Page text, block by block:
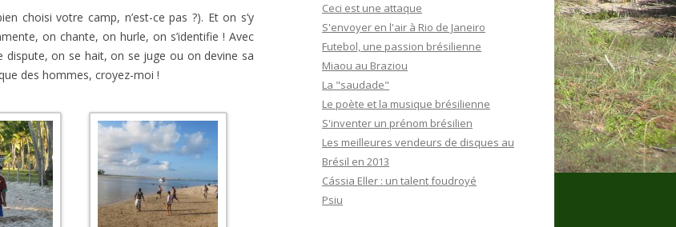
choisi votre camp, n’est-ce pas ?). Et on s’y
on chante, on hurle, on s’identifie ! Avec
on se hait, on se juge ou on devine sa
des hommes, croyez-moi !
Ceci est une attaque
S'envoyer en l'air à Rio de Janeiro
Futebol, une passion brésilienne
Miaou au Braziou
La "saudade"
Le poète et la musique brésilienne
S'inventer un prénom brésilien
Les meilleures vendeurs de disques au
Brésil en 2013
Cássia Eller : un talent foudroyé
Psiu